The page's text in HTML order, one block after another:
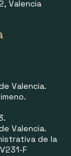
Valencia
Valencia.
Valencia.
de la
F